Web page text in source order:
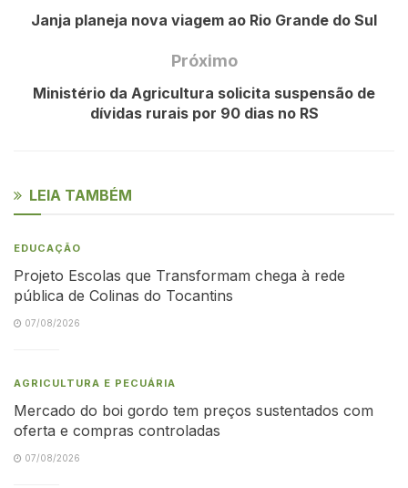
Janja planeja nova viagem ao Rio Grande do Sul
Próximo
Ministério da Agricultura solicita suspensão de
dívidas rurais por 90 dias no RS
LEIA TAMBÉM
EDUCAÇÃO
Projeto Escolas que Transformam chega à rede
pública de Colinas do Tocantins
07/08/2026
AGRICULTURA E PECUÁRIA
Mercado do boi gordo tem preços sustentados com
oferta e compras controladas
07/08/2026